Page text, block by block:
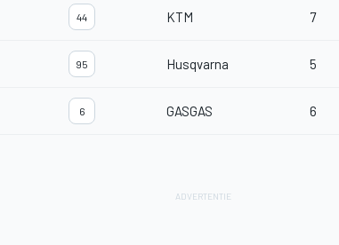
44 KTM 7
95 Husqvarna 5
6 GASGAS 6